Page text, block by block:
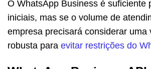
O WhatsApp Business é suficiente
iniciais, mas se o volume de
empresa precisará considerar uma
robusta para evitar restrições do